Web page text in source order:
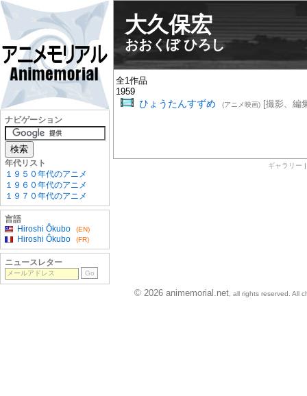
大久保宏
おおくぼ ひろし
全1作品
1959
ひょうたんすずめ (アニメ映画)[撮影、編
ギャラリー
ナビゲーション
年代リスト
１９５０年代のアニメ
１９６０年代のアニメ
１９７０年代のアニメ
言語
Hiroshi Ôkubo
(EN)
Hiroshi Ôkubo (FR)
ニュースレター
© 2026 animemorial.net , all rights reserved. All